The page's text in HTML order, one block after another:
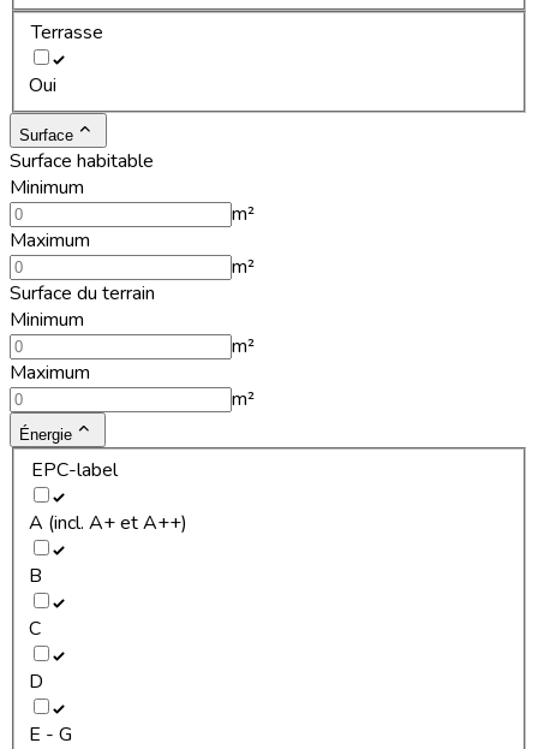
Terrasse
Oui
Surface
Surface habitable
Minimum
m²
Maximum
m²
Surface du terrain
Minimum
m²
Maximum
m²
Énergie
EPC-label
A (incl. A+ et A++)
B
C
D
E - G